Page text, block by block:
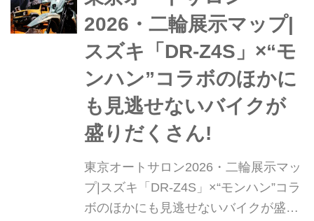
都市移動体験を提案するモデルとして
位置づけられている。まとめ...
2026・二輪展示マップ|
スズキ「DR-Z4S」×“モ
ンハン”コラボのほかに
も見逃せないバイクが
盛りだくさん!
東京オートサロン2026・二輪展示マッ
プ|スズキ「DR-Z4S」×“モンハン”コラ
ボのほかにも見逃せないバイクが盛り